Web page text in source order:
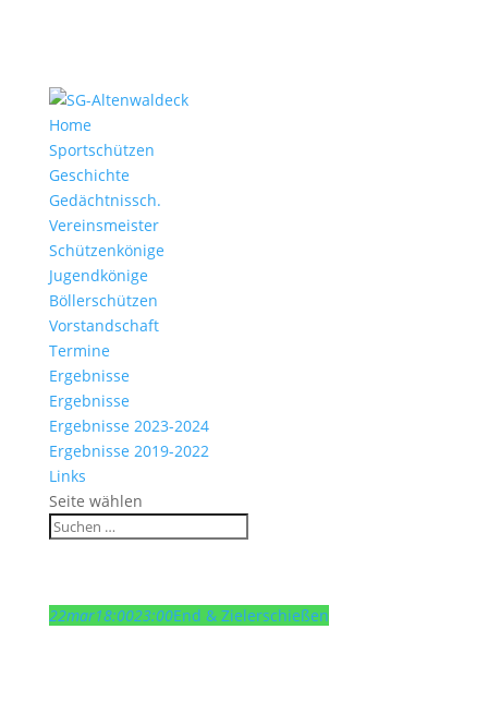
Home
Sportschützen
Geschichte
Gedächtnissch.
Vereinsmeister
Schützenkönige
Jugendkönige
Böllerschützen
Vorstandschaft
Termine
Ergebnisse
Ergebnisse
Ergebnisse 2023-2024
Ergebnisse 2019-2022
Links
Seite wählen
22mar18:0023:00End & Zielerschießen